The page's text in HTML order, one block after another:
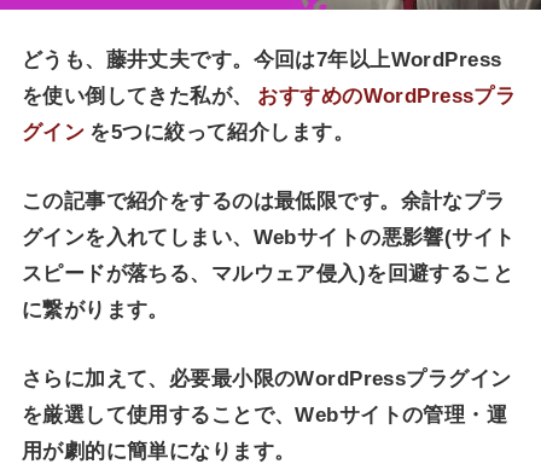
どうも、藤井丈夫です。今回は7年以上WordPress
を使い倒してきた私が、
おすすめのWordPressプラ
グイン を5つに絞って紹介します。
この記事で紹介をするのは最低限です。余計なプラ
グインを入れてしまい、Webサイトの悪影響(サイト
スピードが落ちる、マルウェア侵入)を回避すること
に繋がります。
さらに加えて、必要最小限のWordPressプラグイン
を厳選して使用することで、Webサイトの管理・運
用が劇的に簡単になります。